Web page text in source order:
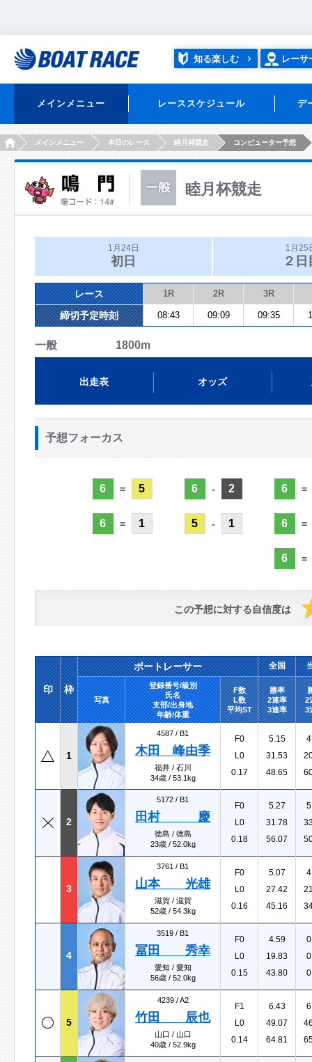
知る楽しむ レーサ
メインメニュー レーススケジュール デ
HOMEメインメニュー 本日のレース 睦月杯競走 コンピューター予想
睦月杯競走
1月24日
初日
1月25
２日
レース 1R 2R 3R
締切予定時刻 08:43 09:09 09:35
一般 1800m
出走表 オッズ
予想フォーカス
6 = 5
6 = 1
6 - 2
5 - 1
6 =
6 =
6 =
この予想に対する自信度は
印 枠
ボートレーサー 全国
写真
登録番号/級別
氏名
支部/出身地
年齢/体重
F数
L数
平均ST
勝率
2連率
3連率
2
3
1
4587 / B1
木田 峰由季
福井 / 石川
34歳 / 53.1kg
F0
L0
0.17
5.15
31.53
48.65
2
5172 / B1
田村 慶
徳島 / 徳島
23歳 / 52.0kg
F0
L0
0.18
5.27
31.78
56.07
3
3761 / B1
山本 光雄
滋賀 / 滋賀
52歳 / 54.3kg
F0
L0
0.16
5.07
27.42
45.16
4
3519 / B1
冨田 秀幸
愛知 / 愛知
56歳 / 52.0kg
F0
L0
0.15
4.59
19.83
43.80
5
4239 /A2
竹田 辰也
山口 / 山口
40歳 / 52.9kg
F1
L0
0.14
6.43
49.07
64.81